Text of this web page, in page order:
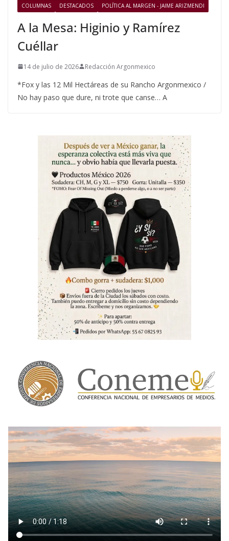
COLUMNAS DESTACADOS POLÍTICA AL MARGEN - JAIME ARIZMENDI
A la Mesa: Higinio y Ramírez
Cuéllar
14 de julio de 2026 Redacción Argonmexico
*Fox y las 12 Mil Hectáreas de su Rancho Argonmexico /
No hay paso que dure, ni trote que canse… A